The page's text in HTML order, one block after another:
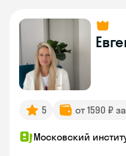
5 от 1590 ₽
Московский